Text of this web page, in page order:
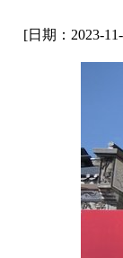
[日期：2023-